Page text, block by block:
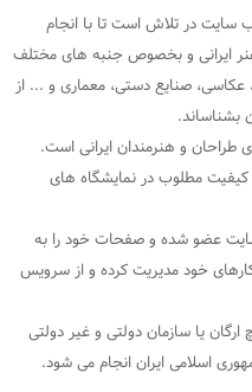
سایت در تلاش است تا با انجام
ایرانی و بخصوص جنبه های مختلف
عکاسی، صنایع دستی، معماری و ... از
بشناساند.
طراحان و هنرمندان ایرانی است.
کیفیت مطلوب در نمایشگاه های
عضو شده و صفحات خود را به
خود مدیریت کرده و از سرویس
یا سازمان دولتی و غیر دولتی
اسلامی ایران انجام می شود.